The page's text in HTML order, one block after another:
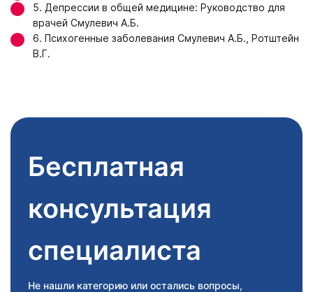
5. Депрессии в общей медицине: Руководство для
врачей Смулевич А.Б.
6. Психогенные заболевания Смулевич А.Б., Ротштейн
В.Г.
Бесплатная
консультация
специалиста
Не нашли категорию или остались вопросы,